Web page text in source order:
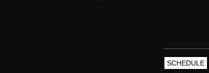
SCHEDULE